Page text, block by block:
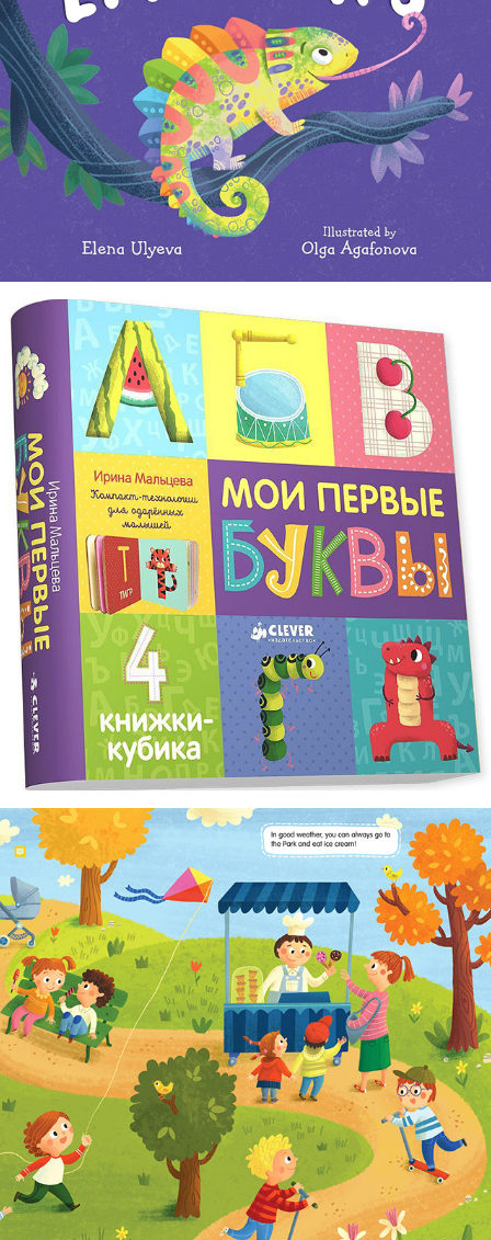
Cam the Chameleon Meets His Emotions
My First Letters. 4 board books (cube blocks)
Big City Stickers and Activity Book